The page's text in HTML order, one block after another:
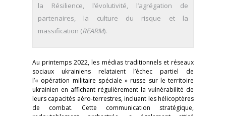
la Résilience, l’évolutivité, l’agrégation de
partenaires, la culture du risque et la
massification (REARM).
Au printemps 2022, les médias traditionnels et réseaux
sociaux ukrainiens relataient l’échec partiel de
l’« opération militaire spéciale » russe sur le territoire
ukrainien en affichant régulièrement la vulnérabilité de
leurs capacités aéro-terrestres, incluant les hélicoptères
de combat. Cette communication stratégique,